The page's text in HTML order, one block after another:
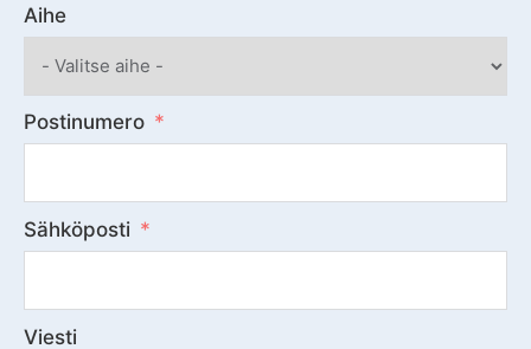
Aihe
Postinumero
Sähköposti
Viesti